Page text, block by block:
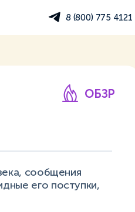
8 (800) 775 4121
ОБЗР
сообщения
его поступки,